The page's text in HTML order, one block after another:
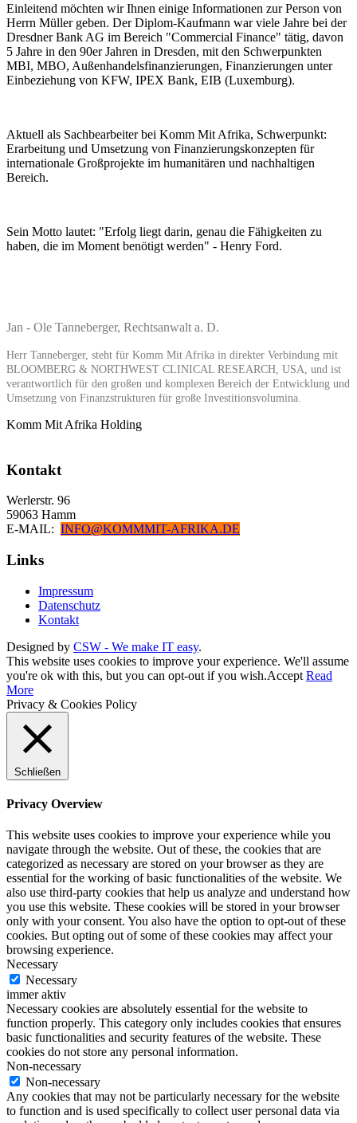
Einleitend möchten wir Ihnen einige Informationen zur Person von
Herrn Müller geben. Der Diplom-Kaufmann war viele Jahre bei der
Dresdner Bank AG im Bereich "Commercial Finance" tätig, davon
5 Jahre in den 90er Jahren in Dresden, mit den Schwerpunkten
MBI, MBO, Außenhandelsfinanzierungen, Finanzierungen unter
Einbeziehung von KFW, IPEX Bank, EIB (Luxemburg).
Aktuell als Sachbearbeiter bei Komm Mit Afrika, Schwerpunkt:
Erarbeitung und Umsetzung von Finanzierungskonzepten für
internationale Großprojekte im humanitären und nachhaltigen
Bereich.
Sein Motto lautet: "Erfolg liegt darin, genau die Fähigkeiten zu
haben, die im Moment benötigt werden" - Henry Ford.
Jan - Ole Tanneberger, Rechtsanwalt a. D.
Herr Tanneberger, steht für Komm Mit Afrika in direkter Verbindung mit
BLOOMBERG & NORTHWEST CLINICAL RESEARCH, USA, und ist
verantwortlich für den großen und komplexen Bereich der Entwicklung und
Umsetzung von Finanzstrukturen für große Investitionsvolumina.
Komm Mit Afrika Holding
Kontakt
Werlerstr. 96
59063 Hamm
E-MAIL: INFO@KOMMMIT-AFRIKA.DE
Links
Impressum
Datenschutz
Kontakt
Designed by CSW - We make IT easy.
This website uses cookies to improve your experience. We'll assume
you're ok with this, but you can opt-out if you wish.Accept Read
More
Privacy & Cookies Policy
Schließen
Privacy Overview
This website uses cookies to improve your experience while you
navigate through the website. Out of these, the cookies that are
categorized as necessary are stored on your browser as they are
essential for the working of basic functionalities of the website. We
also use third-party cookies that help us analyze and understand how
you use this website. These cookies will be stored in your browser
only with your consent. You also have the option to opt-out of these
cookies. But opting out of some of these cookies may affect your
browsing experience.
Necessary
Necessary
immer aktiv
Necessary cookies are absolutely essential for the website to
function properly. This category only includes cookies that ensures
basic functionalities and security features of the website. These
cookies do not store any personal information.
Non-necessary
Non-necessary
Any cookies that may not be particularly necessary for the website
to function and is used specifically to collect user personal data via